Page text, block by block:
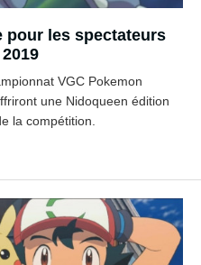
pour les spectateurs
VGC Pokemon
une Nidoqueen édition
la compétition.